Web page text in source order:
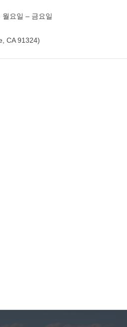
요일 – 금요일
CA 91324)